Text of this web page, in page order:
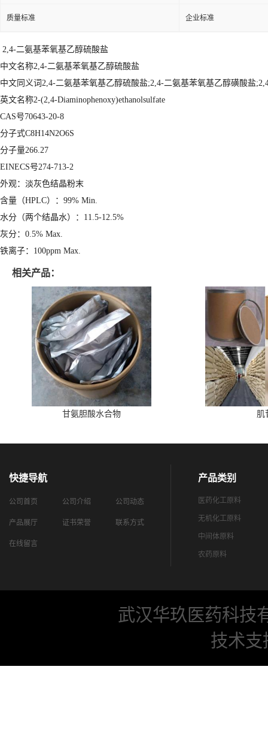
质量标准 企业标准
2,4-二氨基苯氧基乙醇硫酸盐
中文名称2,4-二氨基苯氧基乙醇硫酸盐
中文同义词2,4-二氨基苯氧基乙醇硫酸盐;2,4-二氨基苯氧基乙醇磺酸盐
英文名称2-(2,4-Diaminophenoxy)ethanolsulfate
CAS号70643-20-8
分子式C8H14N2O6S
分子量266.27
EINECS号274-713-2
外观：淡灰色结晶粉末
含量（HPLC）：99% Min.
水分（两个结晶水）：11.5-12.5%
灰分：0.5% Max.
铁离子：100ppm Max.
相关产品：
甘氨胆酸水合物 肌
快捷导航
公司首页 公司介绍 公司动态
产品展厅 证书荣誉 联系方式
在线留言
产品类别
医药化工原料
无机化工原料
中间体原料
农药原料
武汉华玖医药科技
技术